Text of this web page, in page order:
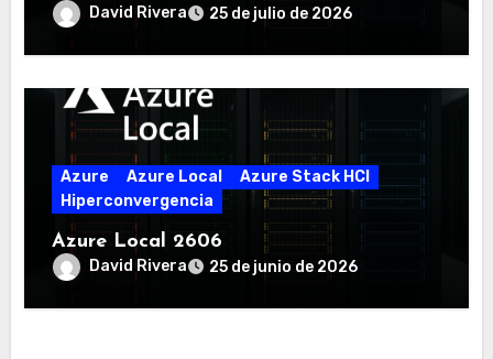
David Rivera 25 de julio de 2026
Azure Azure Local
Azure Stack HCI
Hiperconvergencia
Azure Local 2606
David Rivera 25 de junio de 2026